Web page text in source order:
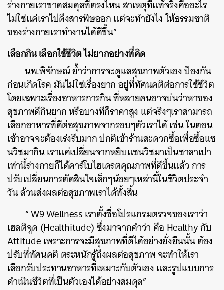
ร่างกายเราขาดสมดุลที่ตรงไหน สาเหตุที่แท้จริงคืออะไร
ไม่ใช่แค่เราไปดึงสารพิษออก แต่จะทำยังไง ให้ธรรมชาติ
ของร่างกายเราทำงานได้ดีขึ้น”
เลือกกิน เลือกใช้ชีวิต ไม่ยากอย่างที่คิด
นพ.พิจักษณ์ ย้ำว่าการจะดูแลสุขภาพตัวเอง ป้องกัน
ก่อนเกิดโรค มันไม่ใช่เรื่องยาก อยู่ที่ทัศนคติต่อการใช้ชีวิต
โดยเฉพาะเรื่องอาหารการกิน ที่หลายคนอาจบ่นว่าหาของ
สุขภาพดีกินยาก หรือบางทีก็ราคาสูง แต่จริงๆเราสามารถ
เลือกอาหารที่ดีต่อสุขภาพจากรอบๆตัวเราได้ เช่น ในตอน
เช้าอาจจะต้องเร่งรีบมาก ปกติเข้าร้านสะดวกซื้อเพื่อซื้อแซ
นวิชมากิน เราแค่เปลี่ยนจากหยิบแซนวิชมาเป็นซาลาเปา
เท่านี้ร่างกายก็ได้คาร์โบไฮเดรตคุณภาพที่ดีขึ้นแล้ว การ
ปรับเปลี่ยนการตัดสินใจเล็กๆน้อยๆเหล่านี้ในชีวิตประจำ
วัน ล้วนส่งผลต่อสุขภาพเราได้ทั้งสิ้น
“ W9 Wellness เราตั้งชื่อโปรแกรมตรวจของเราว่า
เฮลติจูด (Healthitude) ซึ่งมาจากคำว่า คือ Healthy กับ
Attitude เพราะการจะมีสุขภาพที่ดีได้อย่างยั่งยืนนั้น ต้อง
ปรับที่ทัศนคติ ตระหนักรู้ถึงผลต่อสุขภาพ จะทำให้เรา
เลือกรับประทานอาหารที่เหมาะกับตัวเอง และรูปแบบการ
ดำเนินชีวิตที่เป็นตัวเองได้อย่างสมดุล”